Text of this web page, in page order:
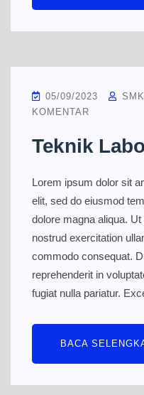
05/09/2023
KOMENTAR
Teknik
Lorem ipsum dolor sit
elit, sed do eiusmod
dolore magna aliqua.
nostrud exercitation
commodo consequat.
reprehenderit in
fugiat nulla pariatur.
BACA